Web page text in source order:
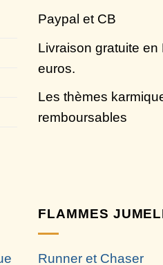
Paypal et CB
Livraison gratuite en
euros.
Les thèmes
remboursables
FLAMMES
Runner et Chaser